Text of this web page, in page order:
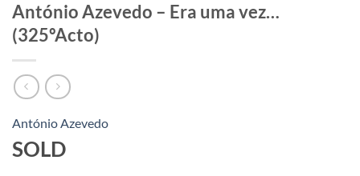
António Azevedo – Era uma vez…
(325ºActo)
António Azevedo
SOLD